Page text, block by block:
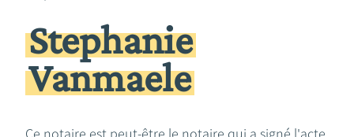
Héritage et donations
Entreprendre
Stephanie
Vanmaele